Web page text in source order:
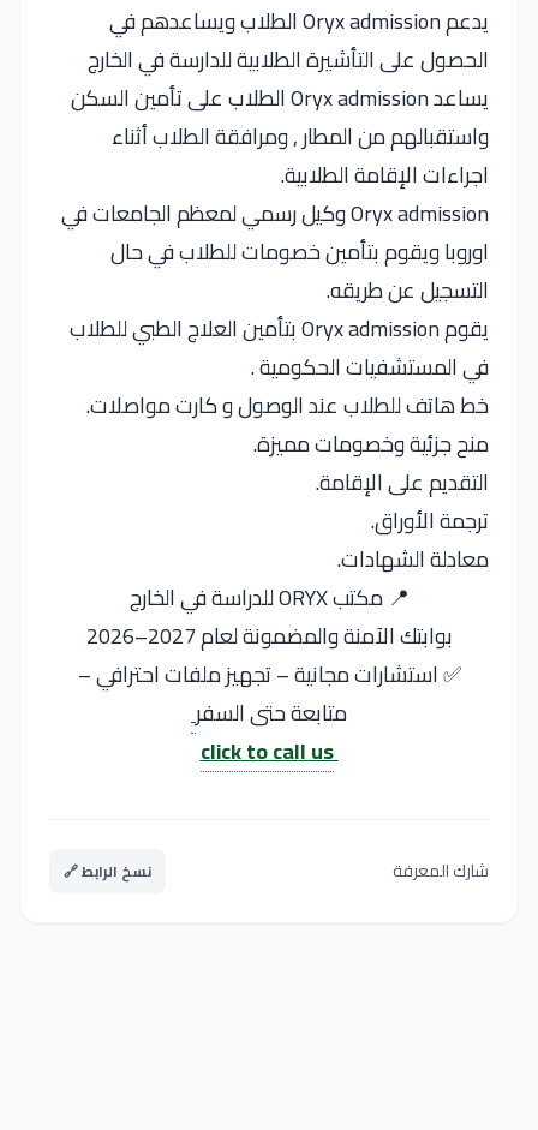
يدعم Oryx admission الطلاب ويساعدهم في
الحصول على التأشيرة الطلابية للدارسة في الخارج
يساعد Oryx admission الطلاب على تأمين السكن
واستقبالهم من المطار , ومرافقة الطلاب أثناء
اجراءات الإقامة الطلابية.
Oryx admission وكيل رسمي لمعظم الجامعات في
اوروبا ويقوم بتأمين خصومات للطلاب في حال
التسجيل عن طريقه.
يقوم Oryx admission بتأمين العلاج الطبي للطلاب
في المستشفيات الحكومية .
خط هاتف للطلاب عند الوصول و كارت مواصلات.
منح جزئية وخصومات مميزة.
التقديم على الإقامة.
ترجمة الأوراق.
معادلة الشهادات.
📍 مكتب ORYX للدراسة في الخارج
بوابتك الآمنة والمضمونة لعام 2027–2026
✅ استشارات مجانية – تجهيز ملفات احترافي –
متابعة حتى السفر
click to call us
شارك المعرفة نسخ الرابط 🔗